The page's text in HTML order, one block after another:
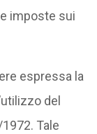
imposte sui
espressa la
del
Tale